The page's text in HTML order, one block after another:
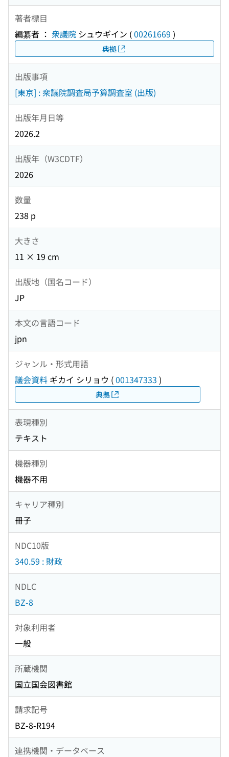
著者標目
編纂者 ： 衆議院 シュウギイン (00261669 )
典拠
出版事項
[東京] : 衆議院調査局予算調査室 (出版)
出版年月日等
2026.2
出版年（W3CDTF）
2026
数量
238 p
大きさ
11 × 19 cm
出版地（国名コード）
JP
本文の言語コード
jpn
ジャンル・形式用語
議会資料 ギカイ シリョウ (001347333 )
典拠
表現種別
テキスト
機器種別
機器不用
キャリア種別
冊子
NDC10版
340.59 : 財政
NDLC
BZ-8
対象利用者
一般
所蔵機関
国立国会図書館
請求記号
BZ-8-R194
連携機関・データベース